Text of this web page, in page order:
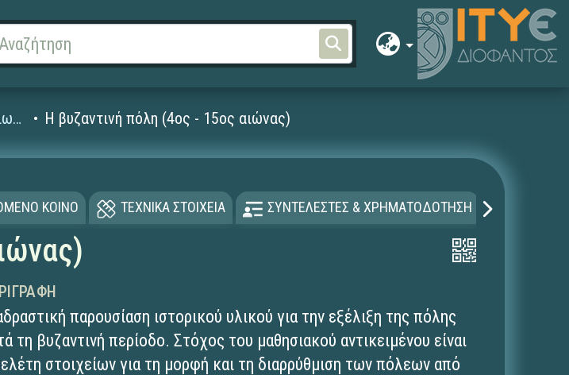
Βυζαντινή και Μεσαιωνική Ιστορία Η βυζαντινή πόλη (4ος - 15ος αιώνας)
ΚΟΙΝΟ ΤΕΧΝΙΚΑ ΣΤΟΙΧΕΙΑ ΣΥΝΤΕΛΕΣΤΕΣ & ΧΡΗΜΑΤΟΔΟΤΗΣΗ
παρουσίαση ιστορικού υλικού για την εξέλιξη της πόλης
τη βυζαντινή περίοδο. Στόχος του μαθησιακού αντικειμένου είναι
στοιχείων για τη μορφή και τη διαρρύθμιση των πόλεων από